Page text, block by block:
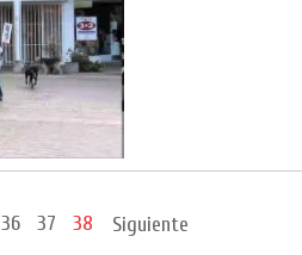
36 37 38 Siguiente